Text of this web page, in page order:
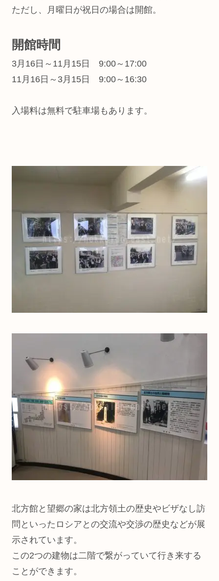
ただし、月曜日が祝日の場合は開館。
開館時間
3月16日～11月15日 9:00～17:00
11月16日～3月15日 9:00～16:30
入場料は無料で駐車場もあります。
北方館と望郷の家は北方領土の歴史やビザなし訪
問といったロシアとの交流や交渉の歴史などが展
示されています。
この2つの建物は二階で繋がっていて行き来する
ことができます。